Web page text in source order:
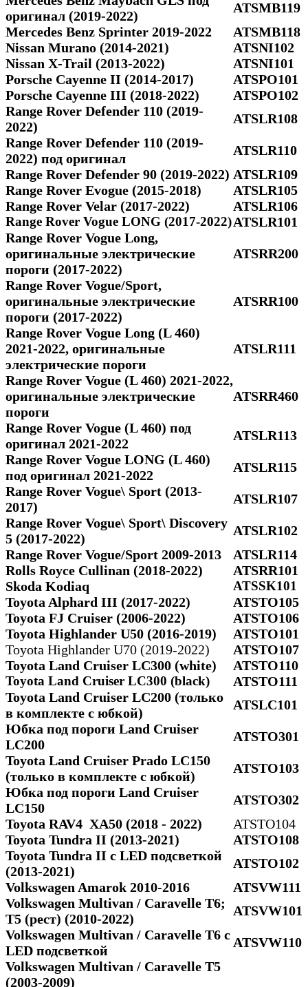
оригинал (2019-2022)
ATSMB119
Mercedes Benz Sprinter 2019-2022
ATSMB118
Nissan Murano (2014-2021)
ATSNI102
Nissan X-Trail (2013-2022)
ATSNI101
Porsche Cayenne II (2014-2017)
ATSPO101
Porsche Cayenne III (2018-2022)
ATSPO102
Range Rover Defender 110 (2019-
2022)
ATSLR108
Range Rover Defender 110 (2019-
2022) под оригинал
ATSLR110
Range Rover Defender 90 (2019-2022) ATSLR109
Range Rover Evogue (2015-2018)
ATSLR105
Range Rover Velar (2017-2022)
ATSLR106
Range Rover Vogue LONG (2017-2022)ATSLR101
Range Rover Vogue Long,
оригинальные электрические
пороги (2017-2022)
ATSRR200
Range Rover Vogue/Sport,
оригинальные электрические
пороги (2017-2022)
ATSRR100
Range Rover Vogue Long (L 460)
2021-2022, оригинальные
электрические пороги
ATSLR111
Range Rover Vogue (L 460) 2021-2022,
оригинальные электрические
пороги
ATSRR460
Range Rover Vogue (L 460) под
оригинал 2021-2022
ATSLR113
Range Rover Vogue LONG (L 460)
под оригинал 2021-2022
ATSLR115
Range Rover Vogue\ Sport (2013-
2017)
ATSLR107
Range Rover Vogue\ Sport\ Discovery
5 (2017-2022)
ATSLR102
Range Rover Vogue/Sport 2009-2013
ATSLR114
Rolls Royce Cullinan (2018-2022)
ATSRR101
Skoda Kodiaq
ATSSK101
Toyota Alphard III (2017-2022)
ATSTO105
Toyota FJ Cruiser (2006-2022)
ATSTO106
Toyota Highlander U50 (2016-2019)
ATSTO101
Toyota Highlander U70 (2019-2022)
ATSTO107
Toyota Land Cruiser LC300 (white)
ATSTO110
Toyota Land Cruiser LC300 (black)
ATSTO111
Toyota Land Cruiser LC200 (только
в комплекте с юбкой)
ATSLC101
Юбка под пороги Land Cruiser
LC200
ATSTO301
Toyota Land Cruiser Prado LC150
(только в комплекте с юбкой)
ATSTO103
Юбка под пороги Land Cruiser
LC150
ATSTO302
Toyota RAV4 ХА50 (2018 - 2022)
ATSTO104
Toyota Tundra II (2013-2021)
ATSTO108
Toyota Tundra II c LED подсветкой
(2013-2021)
ATSTO102
Volkswagen Amarok 2010-2016
ATSVW111
Volkswagen Multivan / Caravelle T6;
Т5 (рест) (2010-2022)
ATSVW101
Volkswagen Multivan / Caravelle T6 с
LED подсветкой
ATSVW110
Volkswagen Multivan / Caravelle Т5
(2003-2009)